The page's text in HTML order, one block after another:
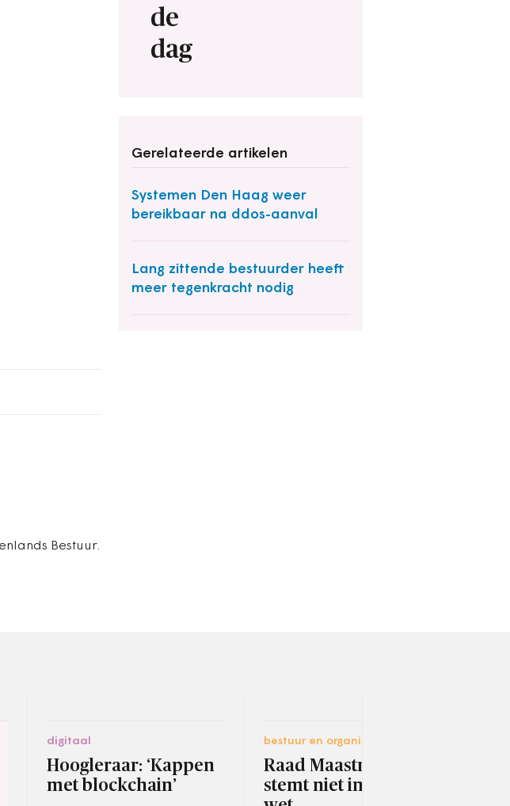
de
dag
Gerelateerde artikelen
Systemen Den Haag weer
bereikbaar na ddos-aanval
Lang zittende bestuurder heeft
meer tegenkracht nodig
Bestuur.
digitaal
Hoogleraar: ‘Kappen
met blockchain’
bestuur en organisatie
Raad Maastricht
stemt niet in lijn met